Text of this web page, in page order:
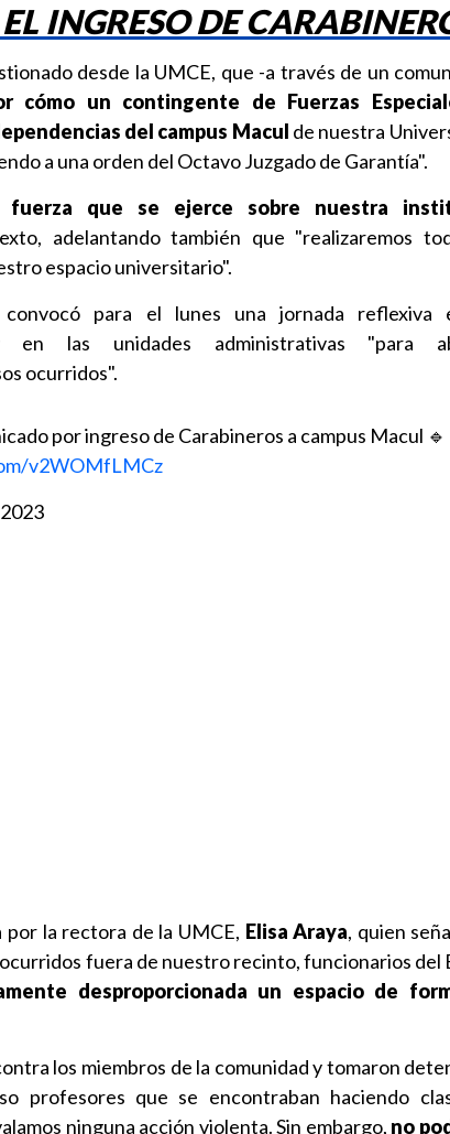
INGRESO DE
desde la UMCE, que -a través de un
cómo un contingente de Fuerzas
del campus Macul de nuestra
a una orden del Octavo Juzgado de Garantía".
fuerza que se ejerce sobre nuestra
adelantando también que "realizaremos
espacio universitario".
para el lunes una jornada reflexiva
en las unidades administrativas "para
ocurridos".
por ingreso de Carabineros a campus Macul 🔹️
v2WOMfLMCz
la rectora de la UMCE, Elisa Araya, quien
fuera de nuestro recinto, funcionarios del
desproporcionada un espacio de
los miembros de la comunidad y tomaron
profesores que se encontraban haciendo
ninguna acción violenta. Sin embargo, no